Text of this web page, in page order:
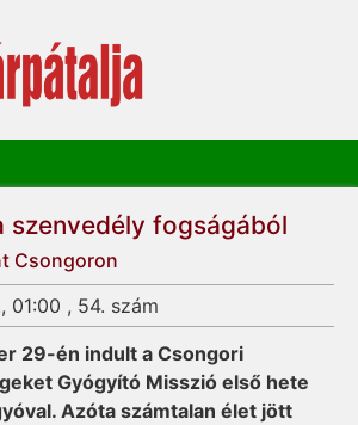
szenvedély fogságából
Csongoron
01:00 , 54. szám
29-én indult a Csongori
Gyógyító Misszió első hete
Azóta számtalan élet jött